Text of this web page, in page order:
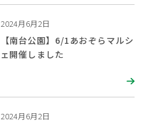
2024月6月2日
【南台公園】6/1あおぞらマルシ
ェ開催しました
2024月6月2日